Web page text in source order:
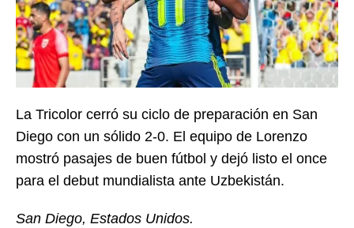
La Tricolor cerró su ciclo de preparación en San
Diego con un sólido 2-0. El equipo de Lorenzo
mostró pasajes de buen fútbol y dejó listo el once
para el debut mundialista ante Uzbekistán.
San Diego, Estados Unidos.